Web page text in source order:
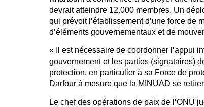
devrait atteindre 12.000 membres. Un
qui prévoit l’établissement d’une force de
d’éléments gouvernementaux et de
« Il est nécessaire de coordonner l’appui
gouvernement et les parties (signataires)
protection, en particulier à sa Force de
Darfour à mesure que la MINUAD se
Le chef des opérations de paix de l’ONU